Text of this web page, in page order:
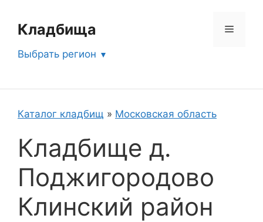
содержимому
Кладбища Меню
Выбрать регион
Каталог кладбищ » Московская область
Кладбище д.
Поджигородово
Клинский район